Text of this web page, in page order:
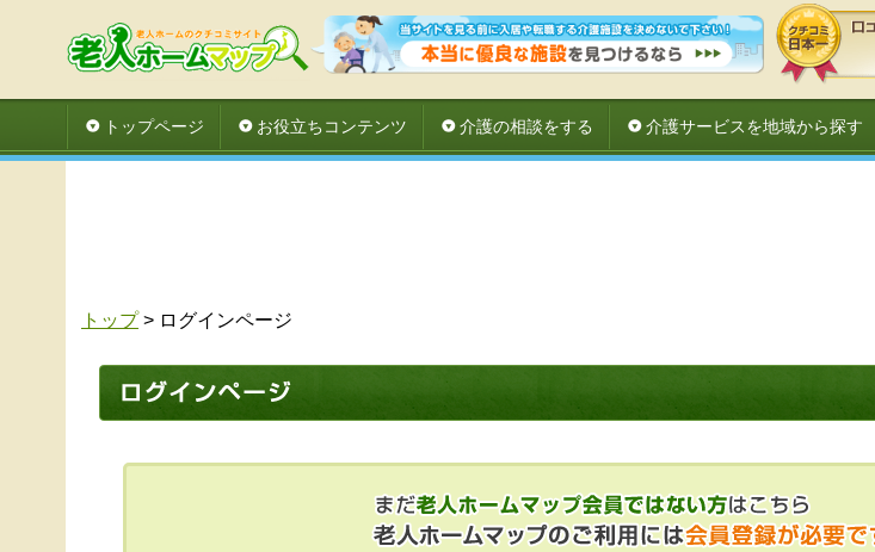
トップページ
お役立ちコンテンツ 介護の相談をする 介護サービスを地域から探す
トップ> ログインページ